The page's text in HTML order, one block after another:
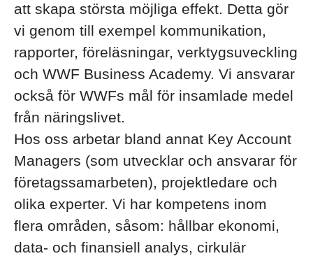
att skapa största möjliga effekt. Detta gör
vi genom till exempel kommunikation,
rapporter, föreläsningar, verktygsuveckling
och WWF Business Academy. Vi ansvarar
också för WWFs mål för insamlade medel
från näringslivet.
Hos oss arbetar bland annat Key Account
Managers (som utvecklar och ansvarar för
företagssamarbeten), projektledare och
olika experter. Vi har kompetens inom
flera områden, såsom: hållbar ekonomi,
data- och finansiell analys, cirkulär